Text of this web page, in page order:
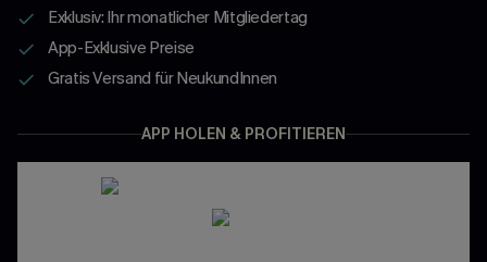
Exklusiv: Ihr monatlicher Mitgliedertag
App-Exklusive Preise
Gratis Versand für NeukundInnen
APP HOLEN & PROFITIEREN